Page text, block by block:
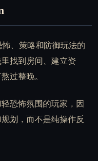
怖、策略和防御玩法的
找到房间、建立资
过整晚。
恐怖氛围的玩家，因
划，而不是纯操作反